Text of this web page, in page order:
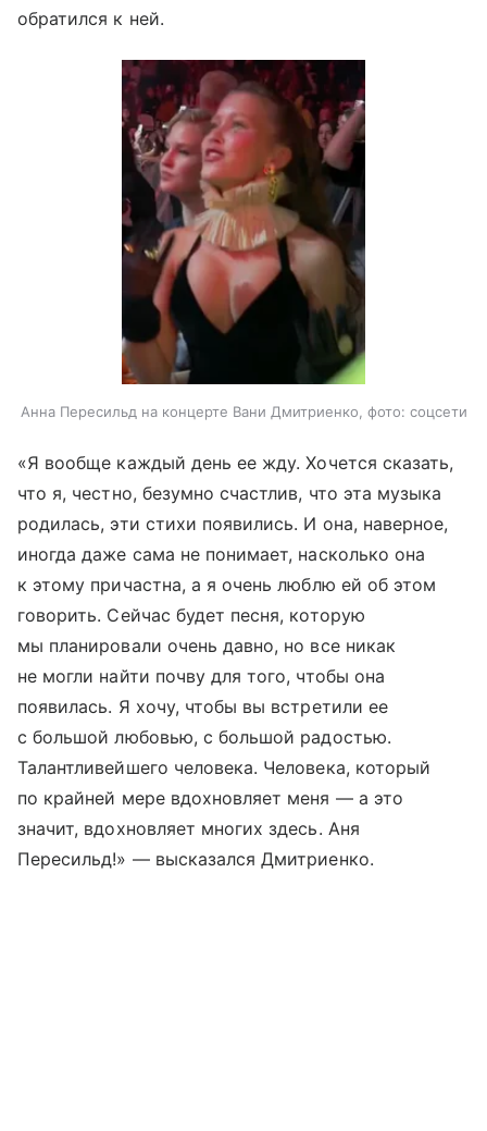
обратился к ней.
Анна Пересильд на концерте Вани Дмитриенко, фото: соцсети
«Я вообще каждый день ее жду. Хочется сказать,
что я, честно, безумно счастлив, что эта музыка
родилась, эти стихи появились. И она, наверное,
иногда даже сама не понимает, насколько она
к этому причастна, а я очень люблю ей об этом
говорить. Сейчас будет песня, которую
мы планировали очень давно, но все никак
не могли найти почву для того, чтобы она
появилась. Я хочу, чтобы вы встретили ее
с большой любовью, с большой радостью.
Талантливейшего человека. Человека, который
по крайней мере вдохновляет меня — а это
значит, вдохновляет многих здесь. Аня
Пересильд!» — высказался Дмитриенко.